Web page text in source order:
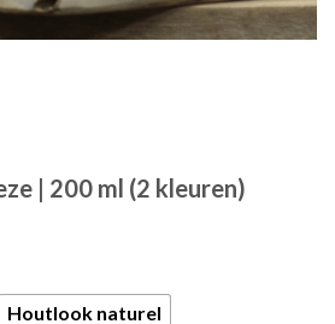
| 200 ml (2 kleuren)
Houtlook naturel